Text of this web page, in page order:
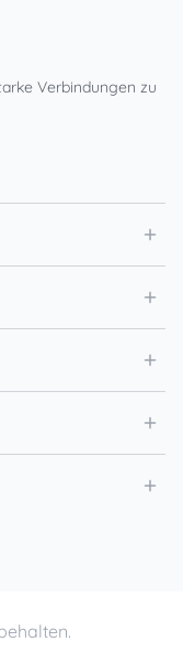
Verbindungen zu